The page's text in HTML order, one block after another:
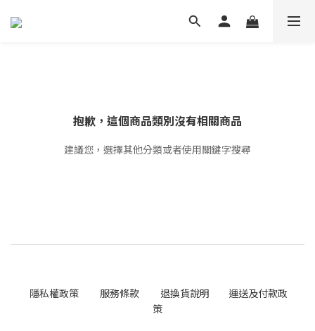
抱歉，這個商品類別沒有相關商品
建議您，選擇其他分類或者使用關鍵字搜尋
隱私權政策 服務條款 退換貨說明
運送及付款政
策